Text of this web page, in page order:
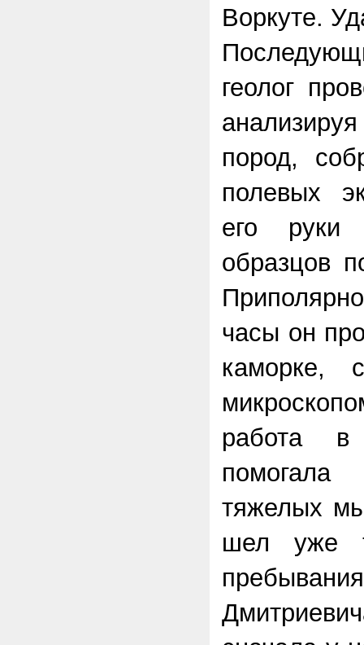
Воркуте.
геолог
пород,
полевых
его руки
образцов
часы он
каморке,
работа в
тяжелых
шел уже